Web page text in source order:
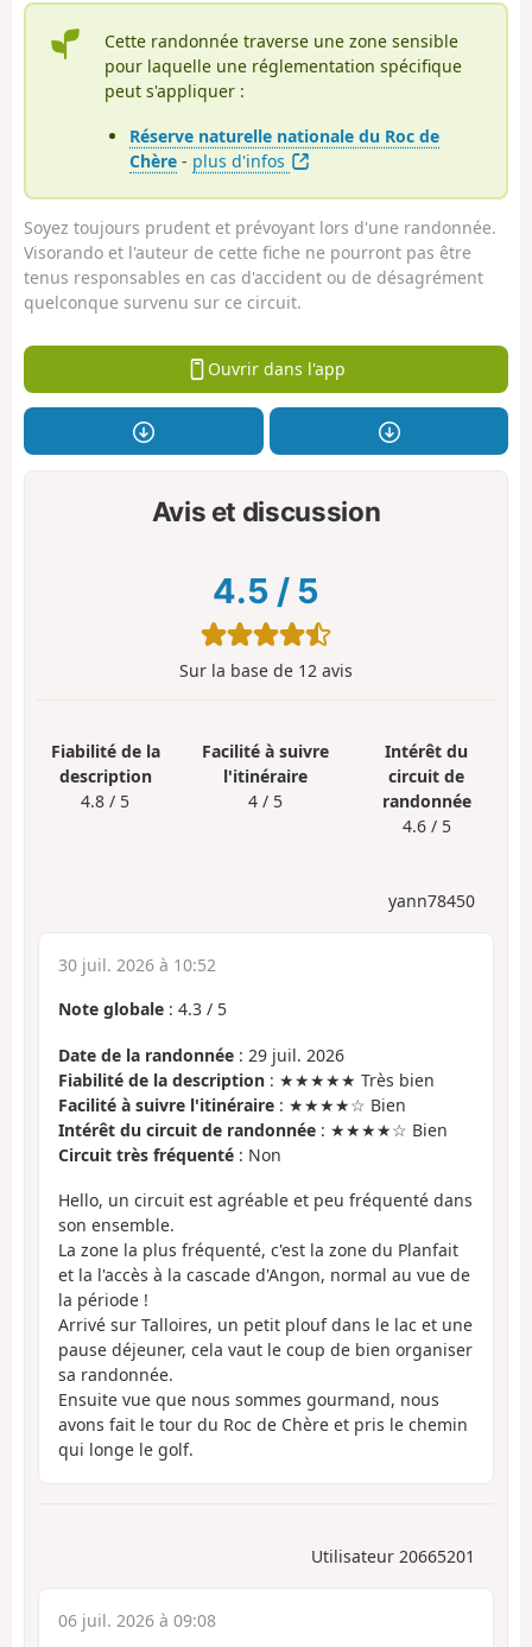
Cette randonnée traverse une zone sensible
pour laquelle une réglementation spécifique
peut s'appliquer :
Réserve naturelle nationale du Roc de
Chère - plus d'infos
Soyez toujours prudent et prévoyant lors d'une randonnée.
Visorando et l'auteur de cette fiche ne pourront pas être
tenus responsables en cas d'accident ou de désagrément
quelconque survenu sur ce circuit.
Ouvrir dans l'app
Avis et discussion
4.5 / 5
Sur la base de 12 avis
Fiabilité de la
description
4.8 / 5
Facilité à suivre
l'itinéraire
4 / 5
Intérêt du
circuit de
randonnée
4.6 / 5
yann78450
30 juil. 2026 à 10:52
Note globale : 4.3 / 5
Date de la randonnée : 29 juil. 2026
Fiabilité de la description : ★★★★★ Très bien
Facilité à suivre l'itinéraire : ★★★★☆ Bien
Intérêt du circuit de randonnée : ★★★★☆ Bien
Circuit très fréquenté : Non
Hello, un circuit est agréable et peu fréquenté dans
son ensemble.
La zone la plus fréquenté, c'est la zone du Planfait
et la l'accès à la cascade d'Angon, normal au vue de
la période !
Arrivé sur Talloires, un petit plouf dans le lac et une
pause déjeuner, cela vaut le coup de bien organiser
sa randonnée.
Ensuite vue que nous sommes gourmand, nous
avons fait le tour du Roc de Chère et pris le chemin
qui longe le golf.
Utilisateur 20665201
06 juil. 2026 à 09:08